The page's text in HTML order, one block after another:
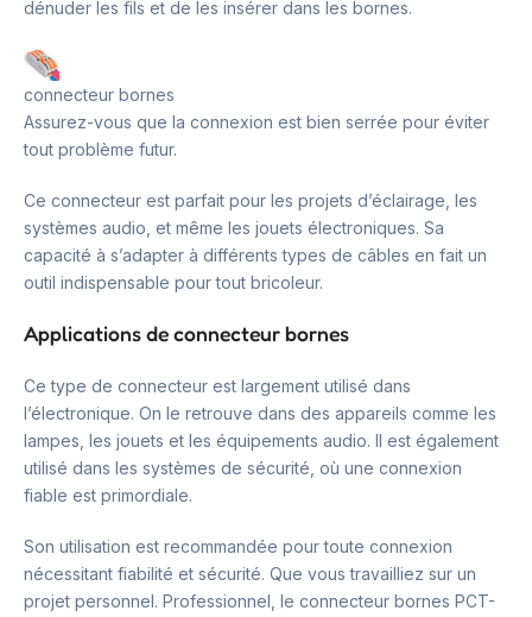
dénuder les fils et de les insérer dans les bornes.
connecteur bornes
Assurez-vous que la connexion est bien serrée pour éviter
tout problème futur.
Ce connecteur est parfait pour les projets d’éclairage, les
systèmes audio, et même les jouets électroniques. Sa
capacité à s’adapter à différents types de câbles en fait un
outil indispensable pour tout bricoleur.
Applications de connecteur bornes
Ce type de connecteur est largement utilisé dans
l’électronique. On le retrouve dans des appareils comme les
lampes, les jouets et les équipements audio. Il est également
utilisé dans les systèmes de sécurité, où une connexion
fiable est primordiale.
Son utilisation est recommandée pour toute connexion
nécessitant fiabilité et sécurité. Que vous travailliez sur un
projet personnel. Professionnel, le connecteur bornes PCT-